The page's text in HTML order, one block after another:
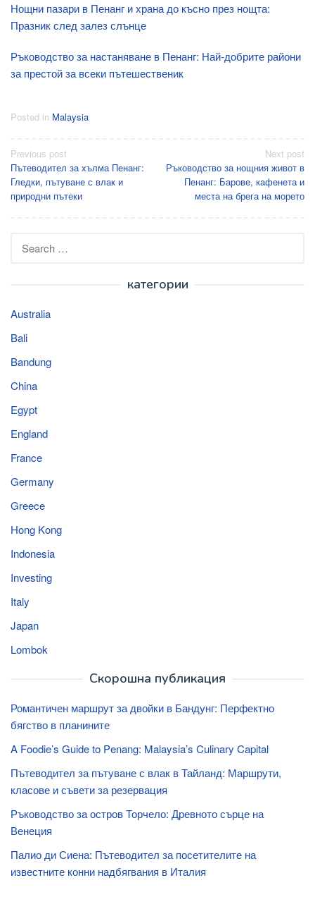
Нощни пазари в Пенанг и храна до късно през нощта:
Празник след залез слънце
Ръководство за настаняване в Пенанг: Най-добрите райони
за престой за всеки пътешественик
Posted in Malaysia
Post
navigation
Previous post
Пътеводител за хълма Пенанг:
Гледки, пътуване с влак и
природни пътеки
Next post
Ръководство за нощния живот в
Пенанг: Барове, кафенета и
места на брега на морето
for:
категории
Australia
Bali
Bandung
China
Egypt
England
France
Germany
Greece
Hong Kong
Indonesia
Investing
Italy
Japan
Lombok
Скорошна публикация
Романтичен маршрут за двойки в Бандунг: Перфектно
бягство в планините
A Foodie’s Guide to Penang: Malaysia’s Culinary Capital
Пътеводител за пътуване с влак в Тайланд: Маршрути,
класове и съвети за резервация
Ръководство за остров Торчело: Древното сърце на
Венеция
Палио ди Сиена: Пътеводител за посетителите на
известните конни надбягвания в Италия